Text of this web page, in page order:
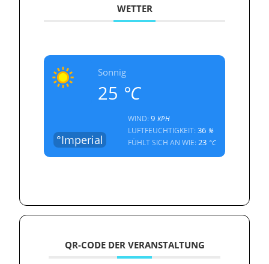
WETTER
Sonnig
25 °C
°Imperial
WIND:9 KPH
LUFTFEUCHTIGKEIT:36 %
FÜHLT SICH AN WIE:23 °C
QR-CODE DER VERANSTALTUNG